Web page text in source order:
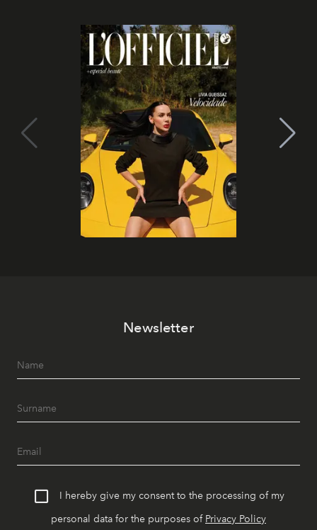
Newsletter
I hereby give my consent to the processing of my
personal data for the purposes of Privacy Policy